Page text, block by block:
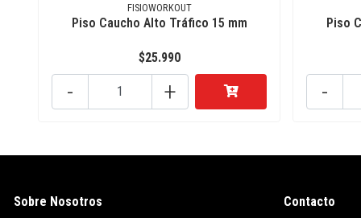
FISIOWORKOUT
Piso Caucho Alto Tráfico 15 mm
$25.990
+
-
Piso
-
Sobre Nosotros Contacto